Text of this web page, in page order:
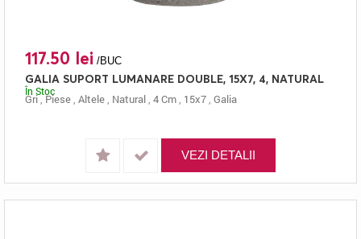
117.50 lei /BUC
GALIA SUPORT LUMANARE DOUBLE, 15X7, 4, NATURAL
Gri,Piese, Altele, Natural, 4 Cm, 15x7, Galia
În Stoc
VEZI DETALII